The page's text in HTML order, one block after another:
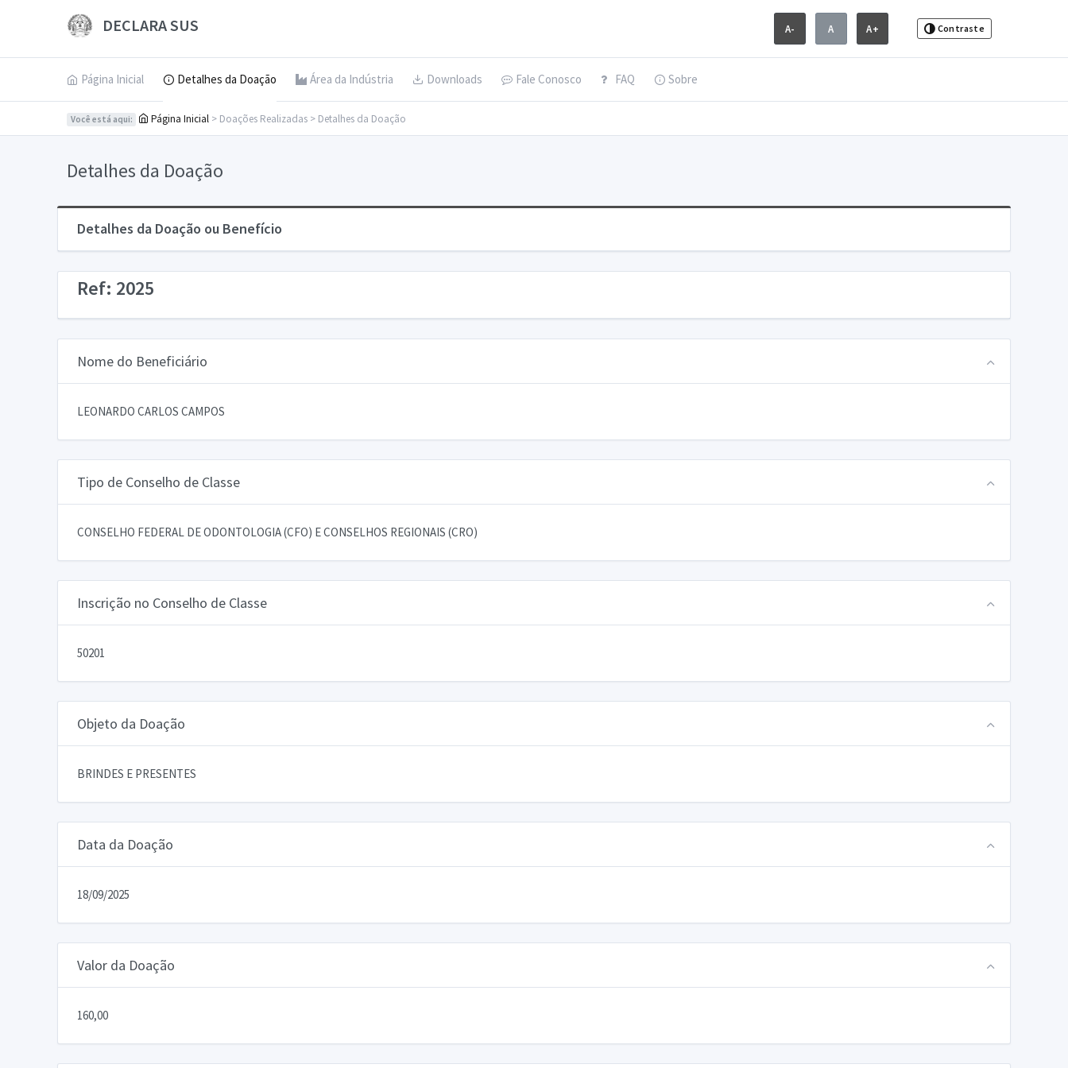
DECLARA SUS A- A A+ Contraste
Página Inicial Detalhes da Doação Área da Indústria Downloads Fale Conosco FAQ Sobre
Você está aqui: Página Inicial > Doações Realizadas > Detalhes da Doação
Detalhes da Doação
Detalhes da Doação ou Benefício
Ref: 2025
Nome do Beneficiário
LEONARDO CARLOS CAMPOS
Tipo de Conselho de Classe
CONSELHO FEDERAL DE ODONTOLOGIA (CFO) E CONSELHOS REGIONAIS (CRO)
Inscrição no Conselho de Classe
50201
Objeto da Doação
BRINDES E PRESENTES
Data da Doação
18/09/2025
Valor da Doação
160,00